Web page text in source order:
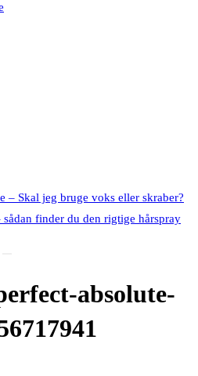
– Skal jeg bruge voks eller skraber?
finder du den rigtige hårspray
absolute-